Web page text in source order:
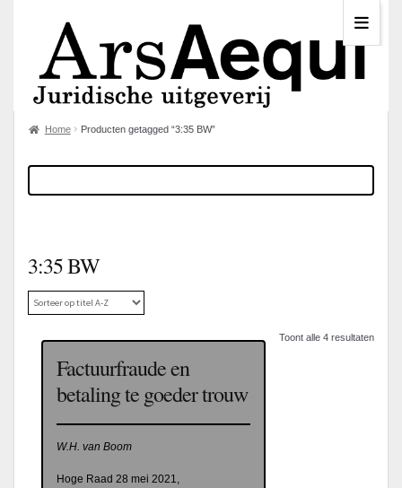
Home Producten getagged “3:35 BW”
3:35 BW
Toont alle 4 resultaten
Factuurfraude en
betaling te goeder trouw
W.H. van Boom
Hoge Raad 28 mei 2021,